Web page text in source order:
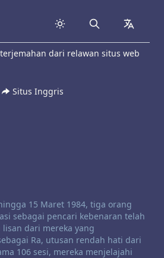
Search
dari relawan situs web
Situs Inggris
15 Maret 1984, tiga orang
sebagai pencari kebenaran telah
dari mereka yang
Ra, utusan rendah hati dari
106 sesi, mereka menjelajahi